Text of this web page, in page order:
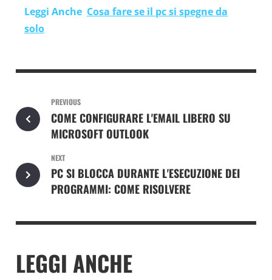
Leggi Anche Cosa fare se il pc si spegne da
solo
PREVIOUS
COME CONFIGURARE L'EMAIL LIBERO SU
MICROSOFT OUTLOOK
NEXT
PC SI BLOCCA DURANTE L'ESECUZIONE DEI
PROGRAMMI: COME RISOLVERE
LEGGI ANCHE